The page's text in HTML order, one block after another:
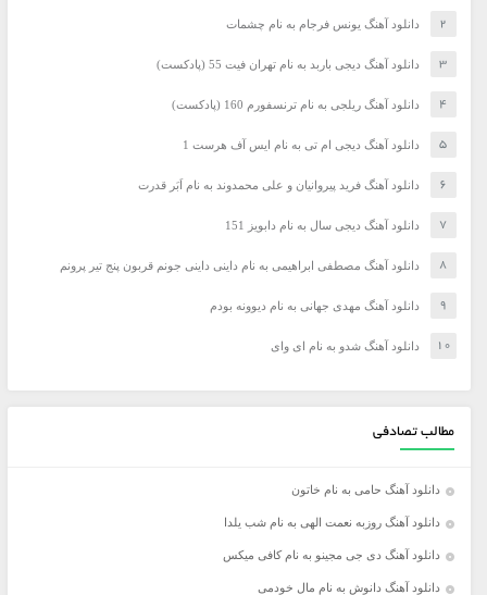
دانلود آهنگ یونس فرجام به نام چشمات
دانلود آهنگ دیجی باربد به نام تهران فیت 55 (پادکست)
دانلود آهنگ ریلجی به نام ترنسفورم 160 (پادکست)
دانلود آهنگ دیجی ام تی به نام ایس آف هرست 1
دانلود آهنگ فرید پیروانیان و علی محمدوند به نام اَبَر قدرت
دانلود آهنگ دیجی سال به نام دابویز 151
دانلود آهنگ مصطفی ابراهیمی به نام داینی داینی جونم قربون پنج تیر پرونم
دانلود آهنگ مهدی جهانی به نام دیوونه بودم
دانلود آهنگ شدو به نام ای وای
مطالب تصادفی
دانلود آهنگ حامی به نام خاتون
دانلود آهنگ روزبه نعمت الهی به نام شب یلدا
دانلود آهنگ دی جی مجینو به نام کافی میکس
دانلود آهنگ دانوش به نام مال خودمی